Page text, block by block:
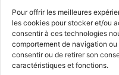
Pour offrir les meilleures
les cookies pour stocker et/ou
consentir à ces technologies
comportement de navigation
consentir ou de retirer son
caractéristiques et fonctions.
également causer
Les causes
Les traumatismes
mentaux